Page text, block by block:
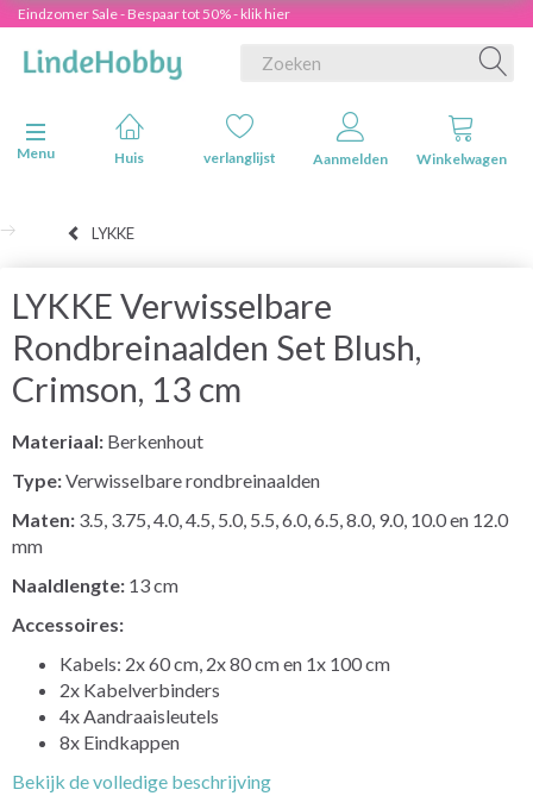
Eindzomer Sale - Bespaar tot 50% - klik hier
Navigatie in-/uitschakelen
Menu
Huis verlanglijst Aanmelden Winkelwagen
LYKKE
LYKKE Verwisselbare
Rondbreinaalden Set Blush,
Crimson, 13 cm
Materiaal: Berkenhout
Type:Verwisselbare rondbreinaalden
Maten: 3.5, 3.75, 4.0, 4.5, 5.0, 5.5, 6.0, 6.5, 8.0, 9.0, 10.0 en 12.0
mm
Naaldlengte: 13 cm
Accessoires:
Kabels: 2x 60 cm, 2x 80 cm en 1x 100 cm
2x Kabelverbinders
4x Aandraaisleutels
8x Eindkappen
Bekijk de volledige beschrijving